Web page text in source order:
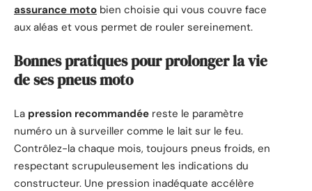
assurance moto bien choisie qui vous couvre face
aux aléas et vous permet de rouler sereinement.
Bonnes pratiques pour prolonger la vie
de ses pneus moto
La pression recommandée reste le paramètre
numéro un à surveiller comme le lait sur le feu.
Contrôlez-la chaque mois, toujours pneus froids, en
respectant scrupuleusement les indications du
constructeur. Une pression inadéquate accélère